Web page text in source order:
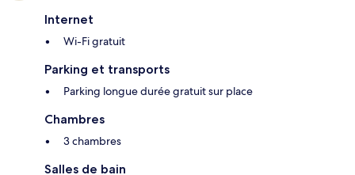
Internet
Wi-Fi gratuit
Parking et transports
Parking longue durée gratuit sur place
Chambres
3 chambres
Salles de bain